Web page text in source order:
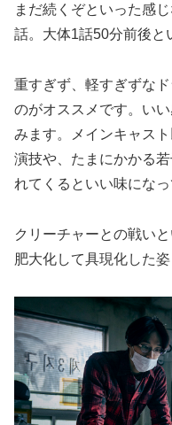
まだ続くぞといった感
話。大体1話50分前後と
重すぎず、軽すぎずな
のがオススメです。い
みます。メインキャス
演技や、たまにかかる
れてくるといい味になっ
クリーチャーとの戦い
肥大化して具現化した姿